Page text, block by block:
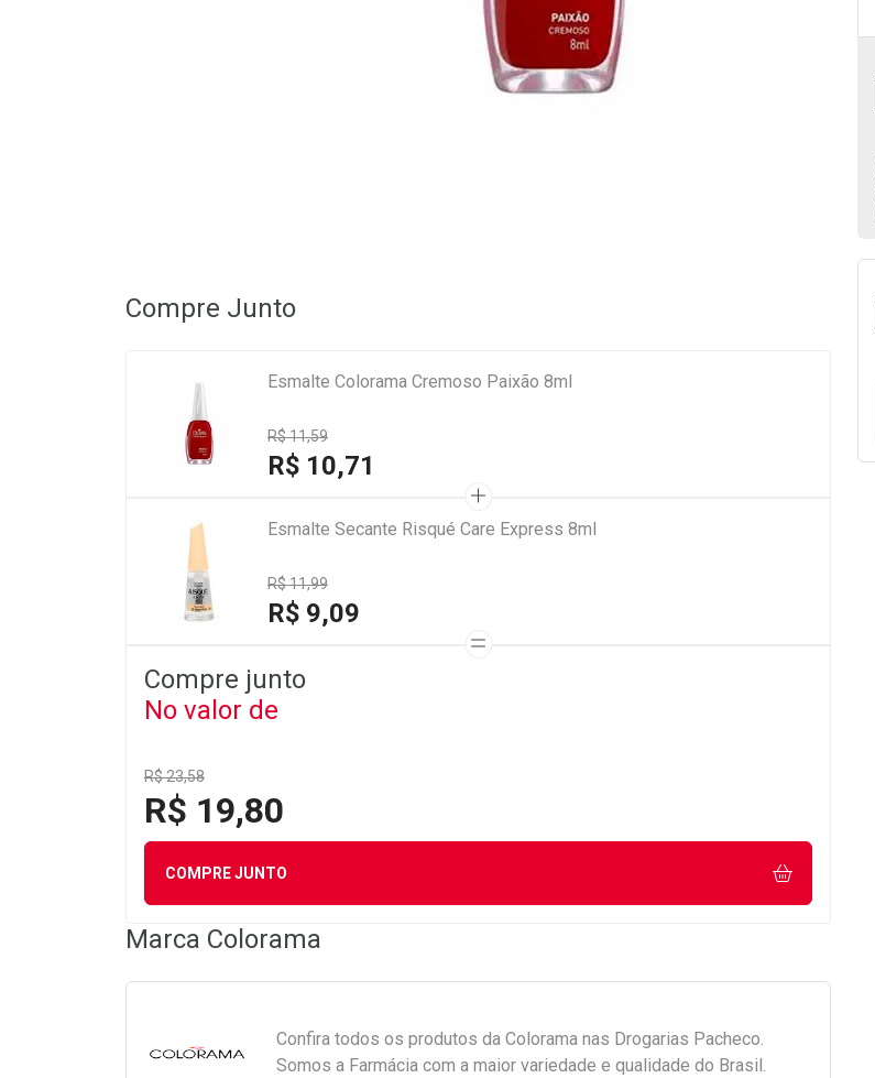
Compre Junto
Esmalte Colorama Cremoso Paixão 8ml
R$ 11,59
R$ 10,71
Esmalte Secante Risqué Care Express 8ml
R$ 11,99
R$ 9,09
Compre junto
No valor de
R$ 23,58
R$ 19,80
COMPRE JUNTO
Marca Colorama
Confira todos os produtos da Colorama nas Drogarias Pacheco.
Somos a Farmácia com a maior variedade e qualidade do Brasil.